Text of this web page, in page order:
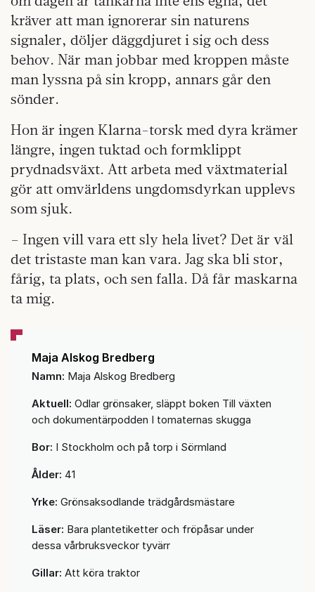
kräver att man ignorerar sin naturens
signaler, döljer däggdjuret i sig och dess
behov. När man jobbar med kroppen måste
man lyssna på sin kropp, annars går den
sönder.
Hon är ingen Klarna-torsk med dyra krämer
längre, ingen tuktad och formklippt
prydnadsväxt. Att arbeta med växtmaterial
gör att omvärldens ungdomsdyrkan upplevs
som sjuk.
– Ingen vill vara ett sly hela livet? Det är väl
det tristaste man kan vara. Jag ska bli stor,
fårig, ta plats, och sen falla. Då får maskarna
ta mig.
Maja Alskog Bredberg
Namn: Maja Alskog Bredberg
Aktuell: Odlar grönsaker, släppt boken Till växten
och dokumentärpodden I tomaternas skugga
Bor: I Stockholm och på torp i Sörmland
Ålder: 41
Yrke: Grönsaksodlande trädgårdsmästare
Läser: Bara plantetiketter och fröpåsar under
dessa vårbruksveckor tyvärr
Gillar: Att köra traktor